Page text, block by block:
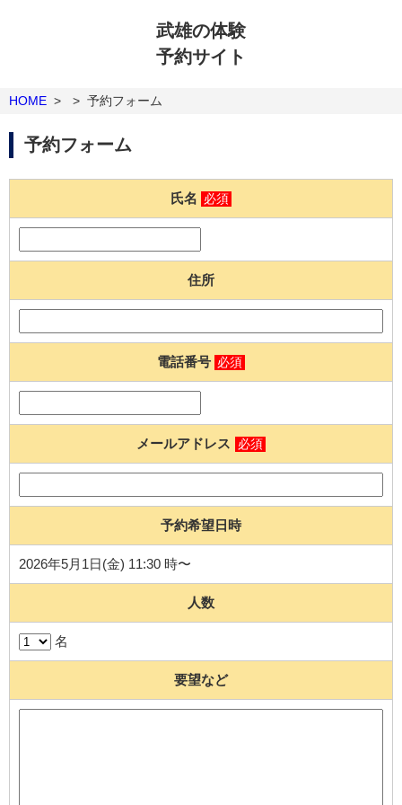
武雄の体験
予約サイト
HOME > > 予約フォーム
予約フォーム
氏名 必須
住所
電話番号 必須
メールアドレス 必須
予約希望日時
2026年5月1日(金) 11:30 時〜
人数
名
要望など